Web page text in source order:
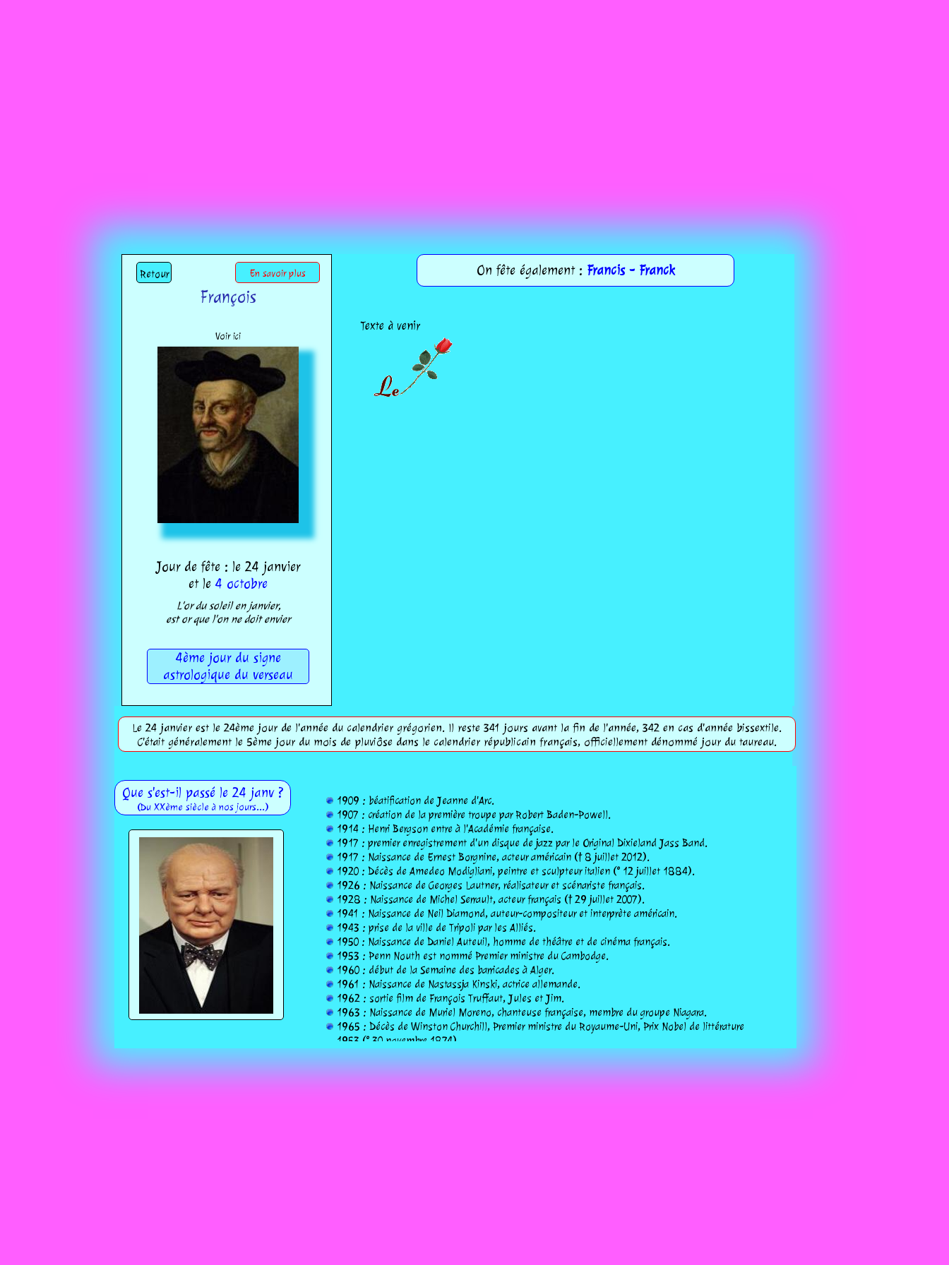
Retour En savoir plus
François
Voir ici
Jour de fête : le 24 janvier
et le 4 octobre
L'or du soleil en janvier,
est or que l'on ne doit envier
4ème jour du signe
astrologique du verseau
On fête également : Francis -Franck
Texte à venir
Le 24 janvier est le 24ème jour de l'année du calendrier grégorien. Il reste 341 jours avant la fin de l'année, 342 en cas d'année bissextile.
C'était généralement le 5ème jour du mois de pluviôse dans le calendrier républicain français, officiellement dénommé jour du taureau.
Que s'est-il passé le 24 janv ?
(Du XXème siècle à nos jours...)
1909 : béatification de Jeanne d'Arc.
1907 : création de la première troupe par Robert Baden-Powell.
1914 : Henri Bergson entre à l'Académie française.
1917 : premier enregistrement d'un disque de jazz par le Original Dixieland Jass Band.
1917 : Naissance de Ernest Borgnine, acteur américain († 8 juillet 2012).
1920 : Décès de Amedeo Modigliani, peintre et sculpteur italien (° 12 juillet 1884).
1926 : Naissance de Georges Lautner, réalisateur et scénariste français.
1928 : Naissance de Michel Serrault, acteur français († 29 juillet 2007).
1941 : Naissance de Neil Diamond, auteur-compositeur et interprète américain.
1943 : prise de la ville de Tripoli par les Alliés.
1950 : Naissance de Daniel Auteuil, homme de théâtre et de cinéma français.
1953 : Penn Nouth est nommé Premier ministre du Cambodge.
1960 : début de la Semaine des barricades à Alger.
1961 : Naissance de Nastassja Kinski, actrice allemande.
1962 : sortie film de François Truffaut, Jules et Jim.
1963 : Naissance de Muriel Moreno, chanteuse française, membre du groupe Niagara.
1965 : Décès de Winston Churchill, Premier ministre du Royaume-Uni, Prix Nobel de littérature
1953 (° 30 novembre 1874).
1970 : Naissance de Matthew Lillard, acteur américain.
1974 : Roger Lemelin est admis à l'Académie Goncourt.